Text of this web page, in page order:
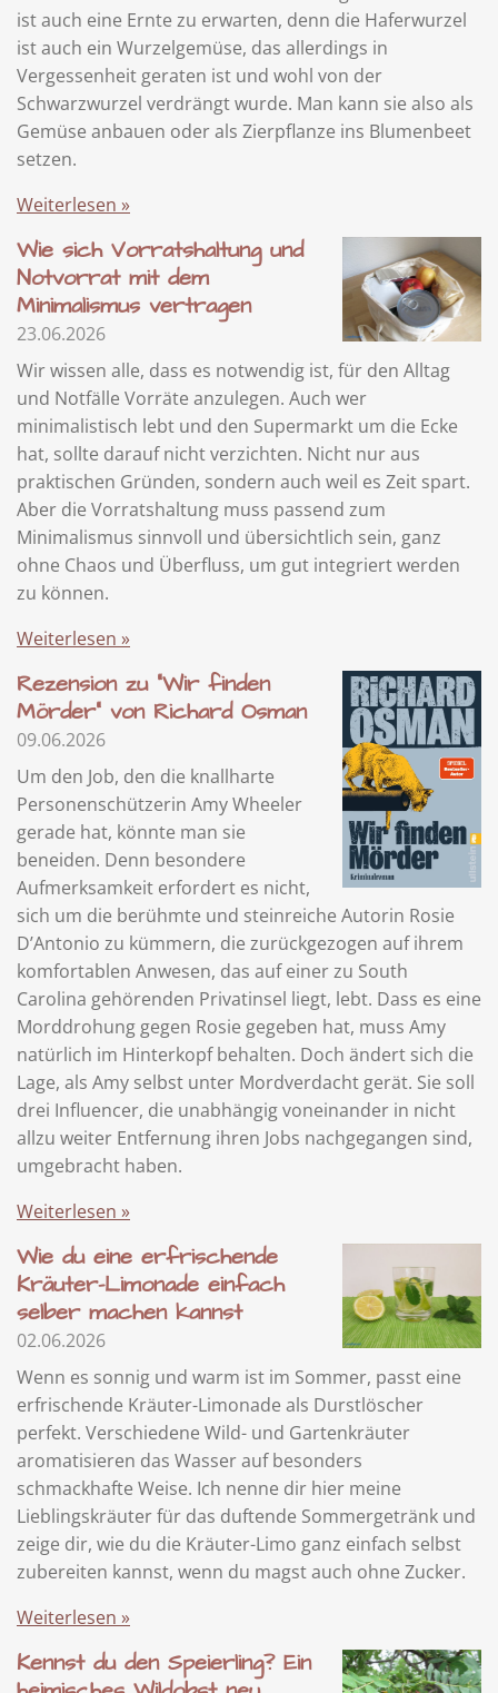
ist auch eine Ernte zu erwarten, denn die Haferwurzel
ist auch ein Wurzelgemüse, das allerdings in
Vergessenheit geraten ist und wohl von der
Schwarzwurzel verdrängt wurde. Man kann sie also als
Gemüse anbauen oder als Zierpflanze ins Blumenbeet
setzen.
Weiterlesen »
Wie sich Vorratshaltung und
Notvorrat mit dem
Minimalismus vertragen
23.06.2026
Wir wissen alle, dass es notwendig ist, für den Alltag
und Notfälle Vorräte anzulegen. Auch wer
minimalistisch lebt und den Supermarkt um die Ecke
hat, sollte darauf nicht verzichten. Nicht nur aus
praktischen Gründen, sondern auch weil es Zeit spart.
Aber die Vorratshaltung muss passend zum
Minimalismus sinnvoll und übersichtlich sein, ganz
ohne Chaos und Überfluss, um gut integriert werden
zu können.
Weiterlesen »
Rezension zu "Wir finden
Mörder" von Richard Osman
09.06.2026
Um den Job, den die knallharte
Personenschützerin Amy Wheeler
gerade hat, könnte man sie
beneiden. Denn besondere
Aufmerksamkeit erfordert es nicht,
sich um die berühmte und steinreiche Autorin Rosie
D’Antonio zu kümmern, die zurückgezogen auf ihrem
komfortablen Anwesen, das auf einer zu South
Carolina gehörenden Privatinsel liegt, lebt. Dass es eine
Morddrohung gegen Rosie gegeben hat, muss Amy
natürlich im Hinterkopf behalten. Doch ändert sich die
Lage, als Amy selbst unter Mordverdacht gerät. Sie soll
drei Influencer, die unabhängig voneinander in nicht
allzu weiter Entfernung ihren Jobs nachgegangen sind,
umgebracht haben.
Weiterlesen »
Wie du eine erfrischende
Kräuter-Limonade einfach
selber machen kannst
02.06.2026
Wenn es sonnig und warm ist im Sommer, passt eine
erfrischende Kräuter-Limonade als Durstlöscher
perfekt. Verschiedene Wild- und Gartenkräuter
aromatisieren das Wasser auf besonders
schmackhafte Weise. Ich nenne dir hier meine
Lieblingskräuter für das duftende Sommergetränk und
zeige dir, wie du die Kräuter-Limo ganz einfach selbst
zubereiten kannst, wenn du magst auch ohne Zucker.
Weiterlesen »
Kennst du den Speierling? Ein